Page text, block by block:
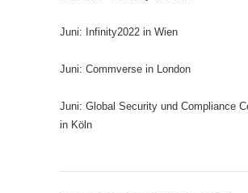
Juni: Infinity2022 in Wien
Juni: Commverse in London
Juni: Global Security und Compliance
in Köln